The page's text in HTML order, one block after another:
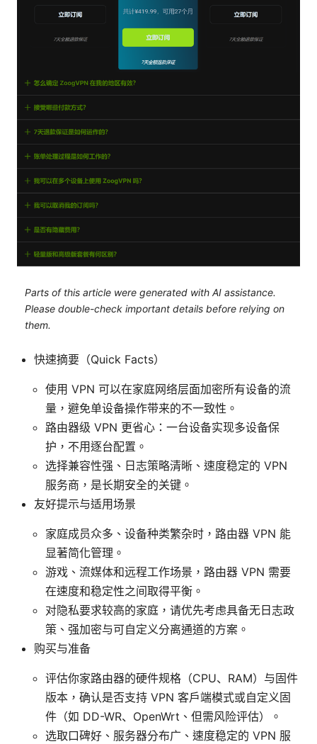
Parts of this article were generated with AI assistance.
Please double-check important details before relying on
them.
快速摘要（Quick Facts）
使用 VPN 可以在家庭网络层面加密所有设备的流
量，避免单设备操作带来的不一致性。
路由器级 VPN 更省心：一台设备实现多设备保
护，不用逐台配置。
选择兼容性强、日志策略清晰、速度稳定的 VPN
服务商，是长期安全的关键。
友好提示与适用场景
家庭成员众多、设备种类繁杂时，路由器 VPN 能
显著简化管理。
游戏、流媒体和远程工作场景，路由器 VPN 需要
在速度和稳定性之间取得平衡。
对隐私要求较高的家庭，请优先考虑具备无日志政
策、强加密与可自定义分离通道的方案。
购买与准备
评估你家路由器的硬件规格（CPU、RAM）与固件
版本，确认是否支持 VPN 客户端模式或自定义固
件（如 DD-WR、OpenWrt、但需风险评估）。
选取口碑好、服务器分布广、速度稳定的 VPN 服